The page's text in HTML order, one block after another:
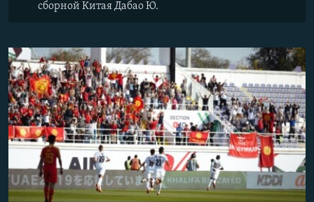
сборной Китая Дабао Ю.